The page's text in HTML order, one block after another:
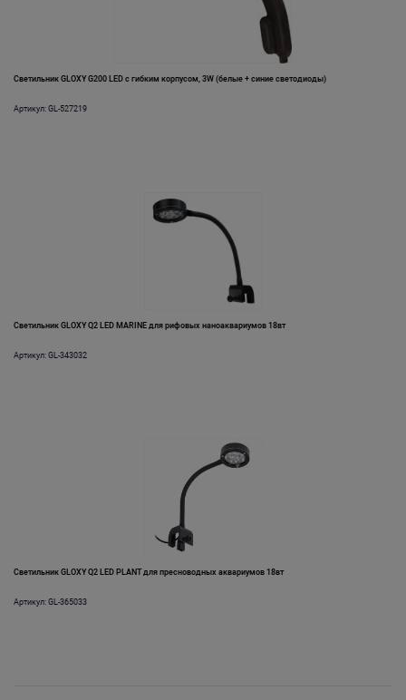
Светильник GLOXY G200 LED с гибким корпусом, 3W (белые + синие светодиоды)
Артикул: GL-527219
Светильник GLOXY Q2 LED MARINE для рифовых наноаквариумов 18вт
Артикул: GL-343032
Светильник GLOXY Q2 LED PLANT для пресноводных аквариумов 18вт
Артикул: GL-365033